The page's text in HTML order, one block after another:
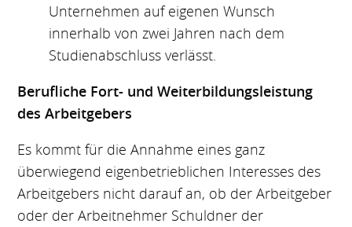
Unternehmen auf eigenen Wunsch
innerhalb von zwei Jahren nach dem
Studienabschluss verlässt.
Berufliche Fort- und Weiterbildungsleistung
des Arbeitgebers
Es kommt für die Annahme eines ganz
überwiegend eigenbetrieblichen Interesses des
Arbeitgebers nicht darauf an, ob der Arbeitgeber
oder der Arbeitnehmer Schuldner der